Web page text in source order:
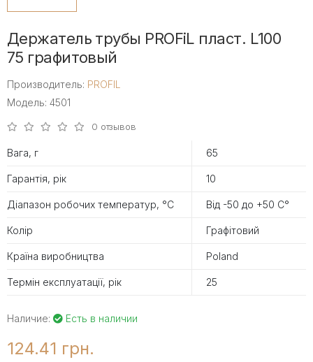
Держатель трубы PROFiL пласт. L100
75 графитовый
Производитель: PROFIL
Модель: 4501
0 отзывов
Вага, г 65
Гарантія, рік 10
Діапазон робочих температур, °С Від -50 до +50 С°
Колір Графітовий
Країна виробництва Poland
Термін експлуатації, рік 25
Наличие: Есть в наличии
124.41 грн.